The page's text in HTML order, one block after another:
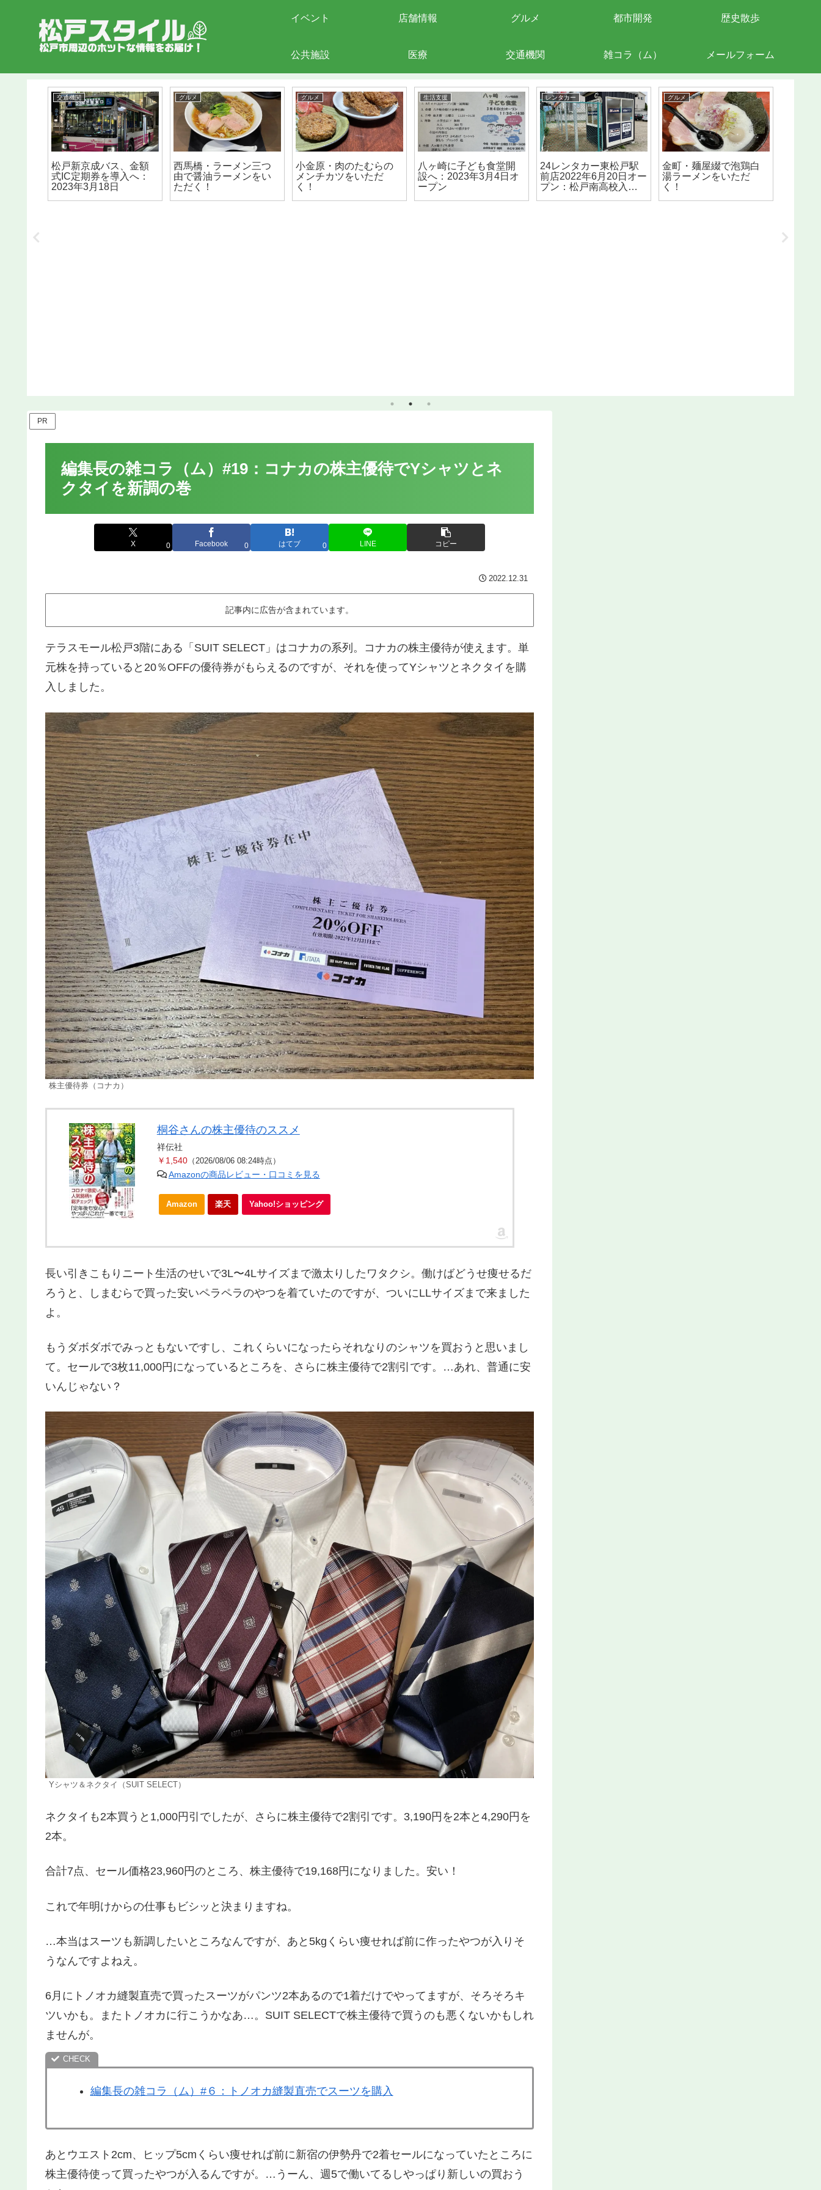
イベント 店舗情報 グルメ 都市開発 歴史散歩
公共施設 医療 交通機関 雑コラ（ム） メールフォーム
交通機関
松戸新京成バス、金額
式IC定期券を導入へ：
2023年3月18日
グルメ
西馬橋・ラーメン三つ
由で醤油ラーメンをい
ただく！
グルメ
小金原・肉のたむらの
メンチカツをいただ
く！
生活支援
八ヶ崎に子ども食堂開
設へ：2023年3月4日オ
ープン
レンタカー
24レンタカー東松戸駅
前店2022年6月20日オー
プン：松戸南高校入口
グルメ
金町・麺屋綴で泡鶏白
湯ラーメンをいただ
く！
PR
編集長の雑コラ（ム）#19：コナカの株主優待でYシャツとネ
クタイを新調の巻
X 0 Facebook 0 はてブ 0 LINE コピー
2022.12.31
記事内に広告が含まれています。
テラスモール松戸3階にある「SUIT SELECT」はコナカの系列。コナカの株主優待が使えます。単
元株を持っていると20％OFFの優待券がもらえるのですが、それを使ってYシャツとネクタイを購
入しました。
株主優待券（コナカ）
桐谷さんの株主優待のススメ
祥伝社
￥1,540（2026/08/06 08:24時点）
Amazonの商品レビュー・口コミを見る
Amazon 楽天 Yahoo!ショッピング
長い引きこもりニート生活のせいで3L〜4Lサイズまで激太りしたワタクシ。働けばどうせ痩せるだ
ろうと、しまむらで買った安いペラペラのやつを着ていたのですが、ついにLLサイズまで来ました
よ。
もうダボダボでみっともないですし、これくらいになったらそれなりのシャツを買おうと思いまし
て。セールで3枚11,000円になっているところを、さらに株主優待で2割引です。…あれ、普通に安
いんじゃない？
Yシャツ＆ネクタイ（SUIT SELECT）
ネクタイも2本買うと1,000円引でしたが、さらに株主優待で2割引です。3,190円を2本と4,290円を
2本。
合計7点、セール価格23,960円のところ、株主優待で19,168円になりました。安い！
これで年明けからの仕事もビシッと決まりますね。
…本当はスーツも新調したいところなんですが、あと5kgくらい痩せれば前に作ったやつが入りそ
うなんですよねえ。
6月にトノオカ縫製直売で買ったスーツがパンツ2本あるので1着だけでやってますが、そろそろキ
ツいかも。またトノオカに行こうかなあ…。SUIT SELECTで株主優待で買うのも悪くないかもしれ
ませんが。
編集長の雑コラ（ム）#６：トノオカ縫製直売でスーツを購入
あとウエスト2cm、ヒップ5cmくらい痩せれば前に新宿の伊勢丹で2着セールになっていたところに
株主優待使って買ったやつが入るんですが。…うーん、週5で働いてるしやっぱり新しいの買おう